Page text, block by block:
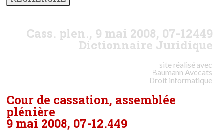
Cass. plen., 9 mai 2008, 07-12449
Dictionnaire Juridique
site réalisé avec
Baumann Avocats
Droit informatique
Cour de cassation, assemblée
plénière
9 mai 2008, 07-12.449